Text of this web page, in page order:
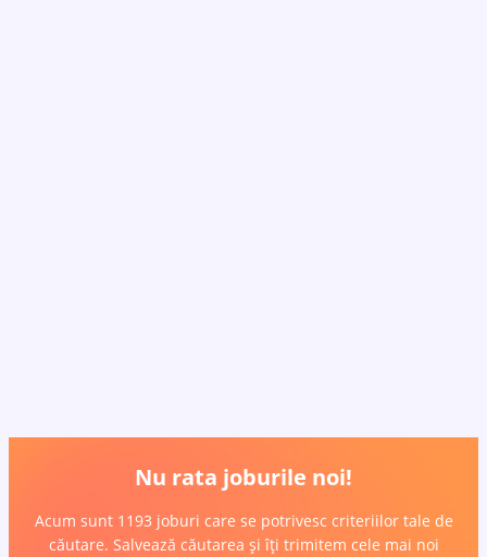
Nu rata joburile noi!
Acum sunt 1193 joburi care se potrivesc criteriilor tale de
căutare. Salvează căutarea și îți trimitem cele mai noi